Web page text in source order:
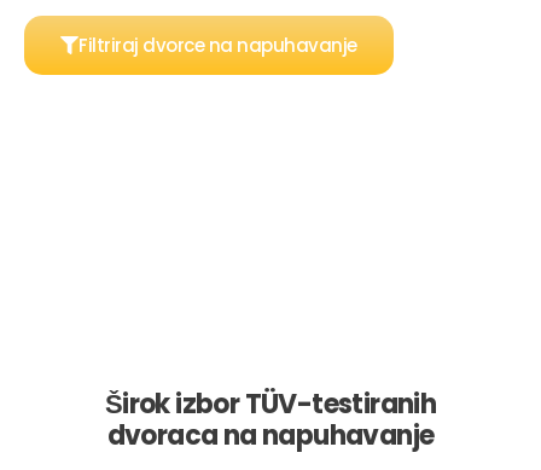
Filtriraj dvorce na napuhavanje
Širok izbor TÜV-testiranih
dvoraca na napuhavanje